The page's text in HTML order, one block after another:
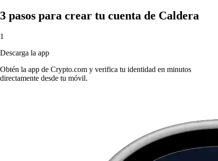
3 pasos para crear tu cuenta de Caldera
1
Descarga la app
Obtén la app de Crypto.com y verifica tu identidad en minutos
directamente desde tu móvil.